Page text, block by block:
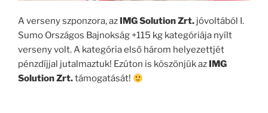
A verseny szponzora, az IMG Solution Zrt. jóvoltából I.
Sumo Országos Bajnokság +115 kg kategóriája nyílt
verseny volt. A kategória első három helyezettjét
pénzdíjjal jutalmaztuk! Ezúton is köszönjük az IMG
Solution Zrt.támogatását!